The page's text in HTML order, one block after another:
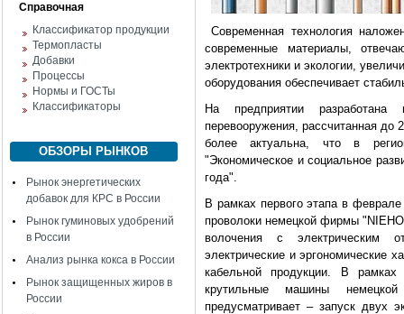
Справочная
Классификатор продукции
Термопласты
Добавки
Процессы
Нормы и ГОСТы
Классификаторы
ОБЗОРЫ РЫНКОВ
Рынок энергетических
добавок для КРС в России
Рынок гуминовых удобрений
в России
Анализ рынка кокса в России
Рынок защищенных жиров в
России
Современная технология
современные материалы,
электротехники и экологии,
оборудования обеспечивает
На предприятии разработана
перевооружения, рассчитанная до
более актуальна, что в
"Экономическое и социальное
года".
В рамках первого этапа в
проволоки немецкой фирмы
волочения с электрическим
электрические и эргономические
кабельной продукции. В
крутильные машины
предусматривает – запуск двух